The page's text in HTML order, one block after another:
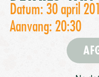
Datum: 30 april
Aanvang: 20:30